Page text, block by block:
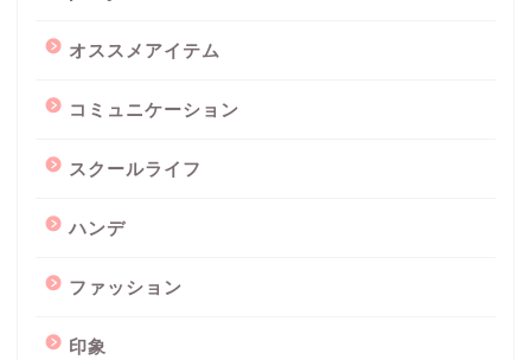
オススメアイテム
コミュニケーション
スクールライフ
ハンデ
ファッション
印象